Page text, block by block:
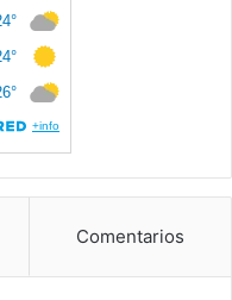
Comentarios